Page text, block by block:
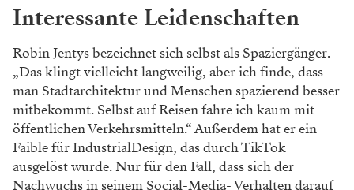
Interessante Leidenschaften
Robin Jentys bezeichnet sich selbst als Spaziergänger.
„Das klingt vielleicht langweilig, aber ich finde, dass
man Stadtarchitektur und Menschen spazierend besser
mitbekommt. Selbst auf Reisen fahre ich kaum mit
öffentlichen Verkehrsmitteln.“ Außerdem hat er ein
Faible für IndustrialDesign, das durch TikTok
ausgelöst wurde. Nur für den Fall, dass sich der
Nachwuchs in seinem Social-Media- Verhalten darauf